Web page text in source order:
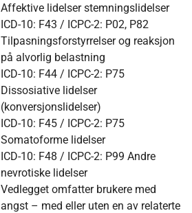
Affektive lidelser stemningslidelser
ICD-10: F43 / ICPC-2: P02, P82
Tilpasningsforstyrrelser og reaksjon
på alvorlig belastning
ICD-10: F44 / ICPC-2: P75
Dissosiative lidelser
(konversjonslidelser)
ICD-10: F45 / ICPC-2: P75
Somatoforme lidelser
ICD-10: F48 / ICPC-2: P99 Andre
nevrotiske lidelser
Vedlegget omfatter brukere med
angst – med eller uten en av relaterte